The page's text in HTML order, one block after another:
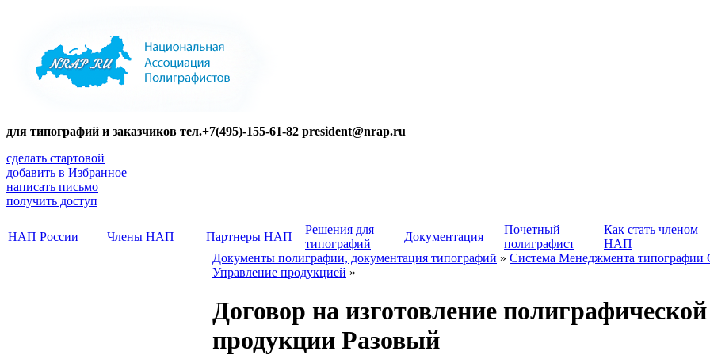
для типографий и заказчиков тел.+7(495)-155-61-82 president@nrap.ru
сделать стартовой
добавить в Избранное
написать письмо
получить доступ
НАП России Члены НАП Партнеры НАП
Решения для
типографий
Документация
Почетный
полиграфист
Как стать членом
НАП
Документы полиграфии, документация типографий » Система Менеджмента
Управление продукцией »
Договор на изготовление полиграфической
продукции Разовый